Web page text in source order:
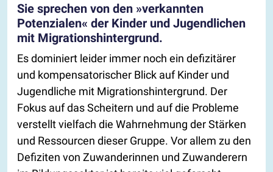
Sie sprechen von den »verkannten
Potenzialen« der Kinder und Jugendlichen
mit Migrationshintergrund.
Es dominiert leider immer noch ein defizitärer
und kompensatorischer Blick auf Kinder und
Jugendliche mit Migrationshintergrund. Der
Fokus auf das Scheitern und auf die Probleme
verstellt vielfach die Wahrnehmung der Stärken
und Ressourcen dieser Gruppe. Vor allem zu den
Defiziten von Zuwanderinnen und Zuwanderern